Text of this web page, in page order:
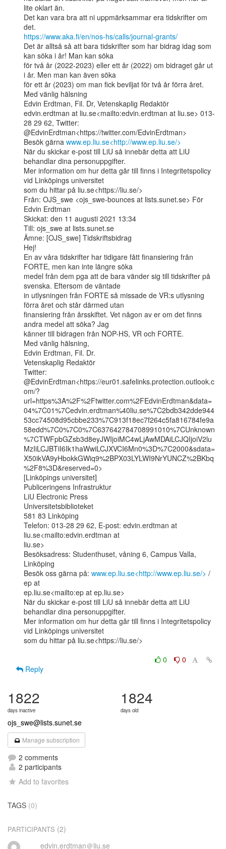
lite oklart än.
Det kan vara bra att ni uppmärksammar era tidskrifter om
https://www.aka.fi/en/nos-hs/calls/journal-grants/
Det är alltså så att bara tidskrifter som har bidrag idag som
kan söka i år! Man kan söka
för två år (2022-2023) eller ett år (2022) om bidraget går ut
i år. Men man kan även söka
för ett år (2023) om man fick beviljat för två år förra året.
Med vänlig hälsning
Edvin Erdtman, Fil. Dr, Vetenskaplig Redaktör
edvin.erdtman at liu.se<mailto:edvin.erdtman at liu.se> 013-
28 29 62, Twitter:
@EdvinErdtman<https://twitter.com/EdvinErdtman>
Besök gärna www.ep.liu.se<http://www.ep.liu.se/>
När du skickar e-post till LiU så innebär detta att LiU
behandlar dina personuppgifter.
Mer information om hur detta går till finns i Integritetspolicy
vid Linköpings universitet
som du hittar på liu.se<https://liu.se/>
Från: OJS_swe <ojs_swe-bounces at lists.sunet.se> För
Edvin Erdtman
Skickat: den 11 augusti 2021 13:34
Till: ojs_swe at lists.sunet.se
Ämne: [OJS_swe] Tidskriftsbidrag
Hej!
En av våra tidskrifter har tidigare fått finansiering från
FORTE, men kan inte längre söka
medel från dem pga att de bara vänder sig till tidskrifter på
svenska. Eftersom de väntade
in utlysningen från FORTE så missade de VR:s utlysning
förra året och står därmed utan
finansiering från årsskiftet. Vet någon av er om det finns
andra medel att söka? Jag
känner till bidragen från NOP-HS, VR och FORTE.
Med vänlig hälsning,
Edvin Erdtman, Fil. Dr.
Vetenskaplig Redaktör
Twitter:
@EdvinErdtman<https://eur01.safelinks.protection.outlook.c
om/?
url=https%3A%2F%2Ftwitter.com%2FEdvinErdtman&data=
04%7C01%7Cedvin.erdtman%40liu.se%7C2bdb342dde944
53cc74508d95cbbe233%7C913f18ec7f264c5fa816784fe9a
58edd%7C0%7C0%7C637642784708991010%7CUnknown
%7CTWFpbGZsb3d8eyJWIjoiMC4wLjAwMDAiLCJQIjoiV2lu
MzIiLCJBTiI6Ik1haWwiLCJXVCI6Mn0%3D%7C2000&sdata=
X50ikVA9yHbokkGWiq9%2BPX03LYLWI9NrYUNCZ%2BKbq
%2F8%3D&reserved=0>
[Linköpings universitet]
Publiceringens Infrastruktur
LiU Electronic Press
Universitetsbiblioteket
581 83 Linköping
Telefon: 013-28 29 62, E-post: edvin.erdtman at
liu.se<mailto:edvin.erdtman at
liu.se>
Besöksadress: Studenthuset, våning 6, Campus Valla,
Linköping
Besök oss gärna på: www.ep.liu.se<http://www.ep.liu.se/> /
ep at
ep.liu.se<mailto:ep at ep.liu.se>
När du skickar e-post till LiU så innebär detta att LiU
behandlar dina personuppgifter.
Mer information om hur detta går till finns i Integritetspolicy
vid Linköpings universitet
som du hittar på liu.se<https://liu.se/>
0
0
Reply
1822
days inactive
1824
days old
ojs_swe@lists.sunet.se
Manage subscription
2 comments
2 participants
Add to favorites
TAGS (0)
PARTICIPANTS (2)
edvin.erdtman＠liu.se